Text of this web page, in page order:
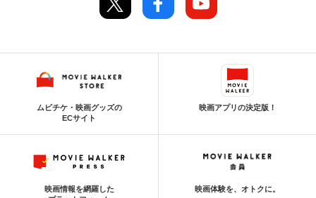
ムビチケ・映画グッズの
ECサイト
映画アプリの決定版！
映画情報を網羅した
映画体験を、オトクに。